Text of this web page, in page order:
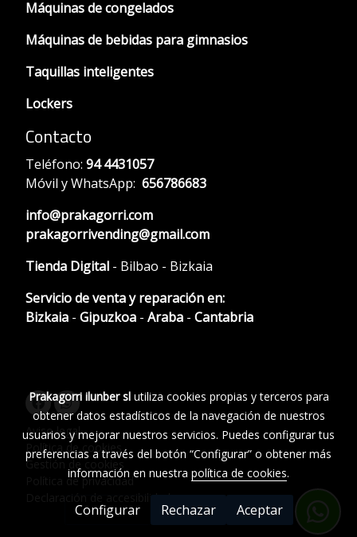
Máquinas de congelados
Máquinas de bebidas para gimnasios
Taquillas inteligentes
Lockers
Contacto
Teléfono: 94 4431057
Móvil y WhatsApp: 656786683
info@prakagorri.com
prakagorrivending@gmail.com
Tienda Digital - Bilbao - Bizkaia
Servicio de venta y reparación en:
Bizkaia - Gipuzkoa - Araba - Cantabria
Aviso legal
Política de cookies
Gestión de cookies
Política de privacidad
Declaración de accesibilidad
Prakagorri ilunber slutiliza cookies propias y terceros para
obtener datos estadísticos de la navegación de nuestros
usuarios y mejorar nuestros servicios. Puedes configurar tus
preferencias a través del botón “Configurar” o obtener más
información en nuestra política de cookies.
Configurar Rechazar Aceptar